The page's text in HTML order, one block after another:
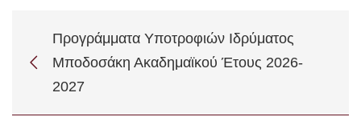
Προγράμματα Υποτροφιών Ιδρύματος
Μποδοσάκη Ακαδημαϊκού Έτους 2026-
2027